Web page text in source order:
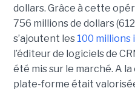
dollars. Grâce à cette
756 millions de dollars
s’ajoutent les 100 millions
l’éditeur de logiciels de
été mis sur le marché. A
plate-forme était